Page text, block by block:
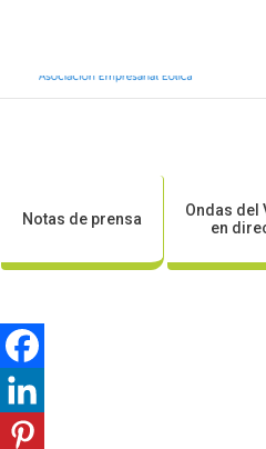
Notas de prensa
Ondas del
en